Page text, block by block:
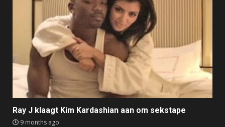
Ray J klaagt Kim Kardashian aan om sekstape
9 months ago